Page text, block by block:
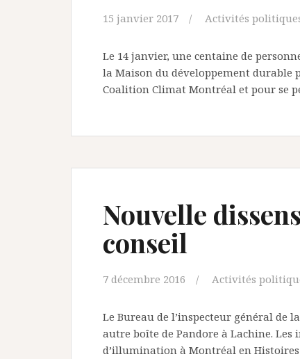
15 janvier 2017 Activités
Le 14 janvier, une centaine de
la Maison du développement durable
Coalition Climat Montréal et pour se
Nouvelle
conseil
7 décembre 2016 Activités
Le Bureau de l’inspecteur général de
autre boîte de Pandore à Lachine.
d’illumination à Montréal en